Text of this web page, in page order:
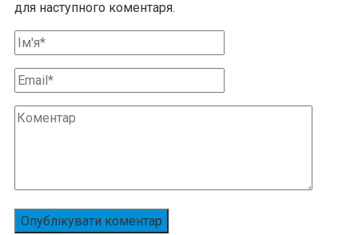
для наступного коментаря.